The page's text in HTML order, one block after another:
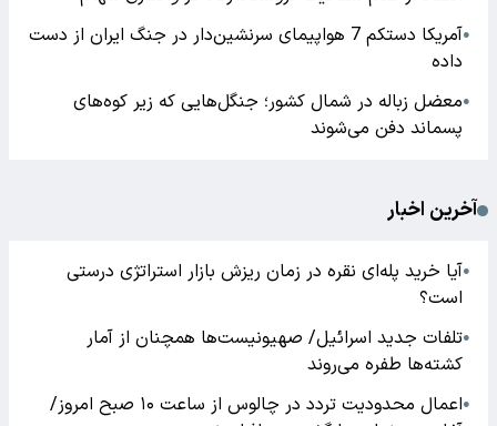
●
آمریکا دستکم 7 هواپیمای سرنشین‌دار در جنگ ایران از دست
داده
●معضل زباله در شمال کشور؛ جنگل‌هایی که زیر کوه‌های
پسماند دفن می‌شوند
آخرین اخبار
●آیا خرید پله‌ای نقره در زمان ریزش بازار استراتژی درستی
است؟
●تلفات جدید اسرائیل/ صهیونیست‌ها همچنان از آمار
کشته‌ها طفره می‌روند
●
اعمال محدودیت تردد در چالوس از ساعت ۱۰ صبح امروز/